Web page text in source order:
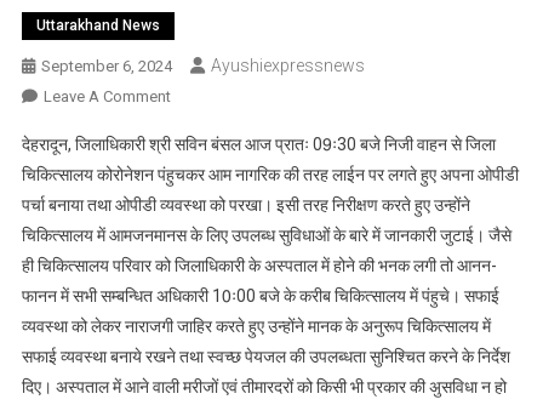
Uttarakhand News
September 6, 2024 Ayushiexpressnews
Leave A CommentOn
श्री
सविन
बंसल
आज
प्रातः
निजी
वाहन
से
देहरादून, जिलाधिकारी श्री सविन बंसल आज प्रातः 09ः30 बजे निजी वाहन से जिला
चिकित्सालय कोरोनेशन पंहुचकर आम नागरिक की तरह लाईन पर लगते हुए अपना ओपीडी
पर्चा बनाया तथा ओपीडी व्यवस्था को परखा। इसी तरह निरीक्षण करते हुए उन्होंने
चिकित्सालय में आमजनमानस के लिए उपलब्ध सुविधाओं के बारे में जानकारी जुटाई। जैसे
ही चिकित्सालय परिवार को जिलाधिकारी के अस्पताल में होने की भनक लगी तो आनन-
फानन में सभी सम्बन्धित अधिकारी 10ः00 बजे के करीब चिकित्सालय में पंहुचे। सफाई
व्यवस्था को लेकर नाराजगी जाहिर करते हुए उन्होंने मानक के अनुरूप चिकित्सालय में
सफाई व्यवस्था बनाये रखने तथा स्वच्छ पेयजल की उपलब्धता सुनिश्चित करने के निर्देश
दिए। अस्पताल में आने वाली मरीजों एवं तीमारदरों को किसी भी प्रकार की अुसविधा न हो